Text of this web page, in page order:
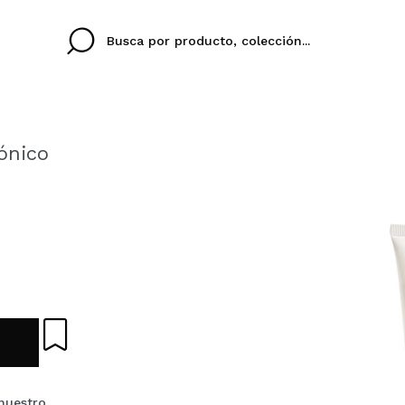
No tengo cuenta
Al crear una cuenta
rápidamente, revisar
IDIOMA ENGLISH